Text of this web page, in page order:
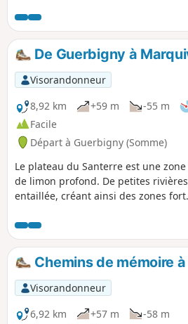
l'allée des Beaux Monts, en passant
la bute des Beaux Monts et son
vue sur Compiègne. C'est un
de la beauté et des plaisirs de
Compiègne et de sa forêt.
De Guerbigny à
Visorandonneur
8,92 km
+59 m -55 m
Facile
Départ à Guerbigny (Somme)
Le plateau du Santerre est une
de limon profond. De petites rivières
entaillée, créant ainsi des zones fort
en présente une. Randonnée non
On y emprunte tout de même une
balisée du GR® 123 en fin de boucle.
la moitié du parcours s’effectue sur
chemins en zone boisée.
Chemins de mémoire
Visorandonneur
6,92 km
+57 m
-58 m